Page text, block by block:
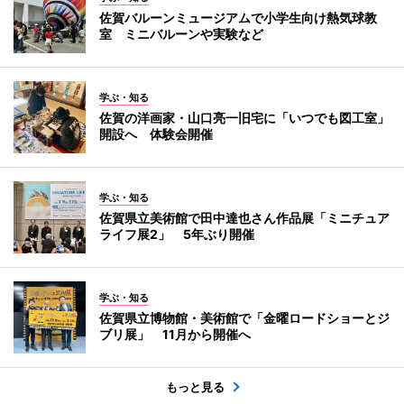
佐賀バルーンミュージアムで小学生向け熱気球教
室 ミニバルーンや実験など
学ぶ・知る
佐賀の洋画家・山口亮一旧宅に「いつでも図工室」
開設へ 体験会開催
学ぶ・知る
佐賀県立美術館で田中達也さん作品展「ミニチュア
ライフ展2」 5年ぶり開催
学ぶ・知る
佐賀県立博物館・美術館で「金曜ロードショーとジ
ブリ展」 11月から開催へ
もっと見る